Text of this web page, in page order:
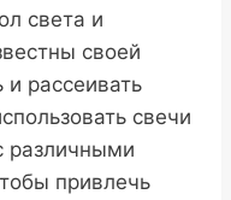
света и
своей
и рассеивать
свечи
различными
привлечь